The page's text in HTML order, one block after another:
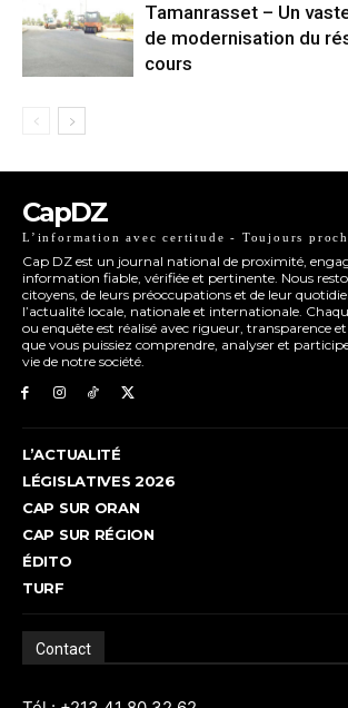
Tamanrasset – Un
de modernisation du
cours
CapDZ
L’information avec certitude - Toujours
Cap DZ est un journal national de proximité,
information fiable, vérifiée et pertinente. Nous
citoyens, de leurs préoccupations et de leur
l’actualité locale, nationale et internationale.
ou enquête est réalisé avec rigueur, transparence
que vous puissiez comprendre, analyser et
vie de notre société.
L’ACTUALITÉ
LÉGISLATIVES 2026
CAP SUR ORAN
CAP SUR RÉGION
ÉDITO
TURF
Contact